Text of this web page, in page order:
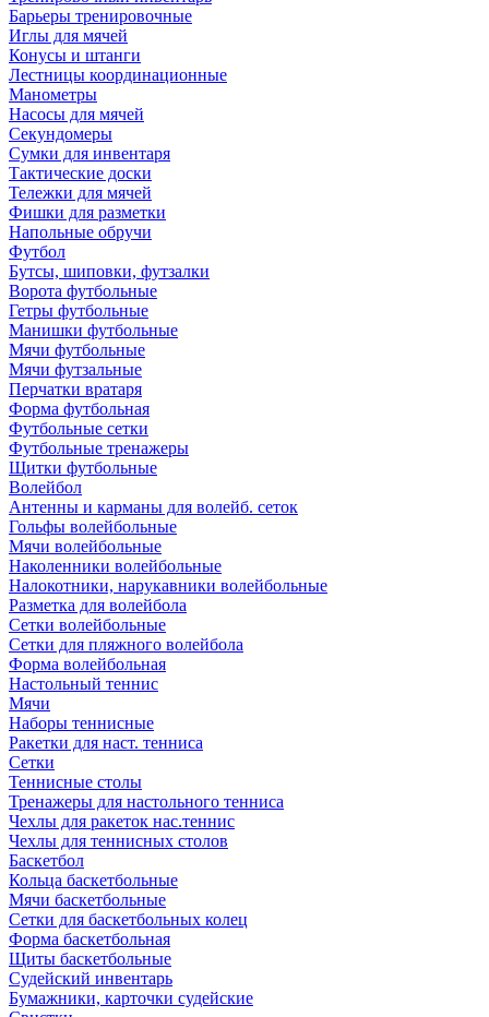
Барьеры тренировочные
Иглы для мячей
Конусы и штанги
Лестницы координационные
Манометры
Насосы для мячей
Секундомеры
Сумки для инвентаря
Тактические доски
Тележки для мячей
Фишки для разметки
Напольные обручи
Футбол
Бутсы, шиповки, футзалки
Ворота футбольные
Гетры футбольные
Манишки футбольные
Мячи футбольные
Мячи футзальные
Перчатки вратаря
Форма футбольная
Футбольные сетки
Футбольные тренажеры
Щитки футбольные
Волейбол
Антенны и карманы для волейб. сеток
Гольфы волейбольные
Мячи волейбольные
Наколенники волейбольные
Налокотники, нарукавники волейбольные
Разметка для волейбола
Сетки волейбольные
Сетки для пляжного волейбола
Форма волейбольная
Настольный теннис
Мячи
Наборы теннисные
Ракетки для наст. тенниса
Сетки
Теннисные столы
Тренажеры для настольного тенниса
Чехлы для ракеток нас.теннис
Чехлы для теннисных столов
Баскетбол
Кольца баскетбольные
Мячи баскетбольные
Сетки для баскетбольных колец
Форма баскетбольная
Щиты баскетбольные
Судейский инвентарь
Бумажники, карточки судейские